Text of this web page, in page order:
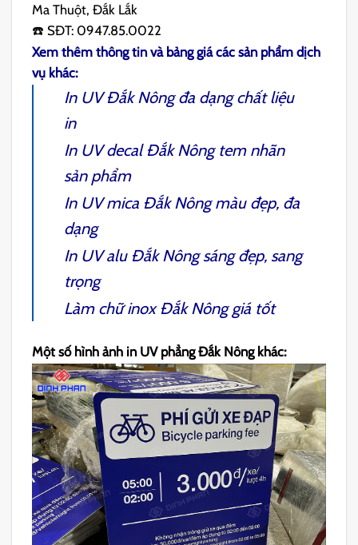
Ma Thuột, Đắk Lắk
☎️ SĐT: 0947.85.0022
Xem thêm thông tin và bảng giá các sản phẩm dịch
vụ khác:
In UV Đắk Nôngđa dạng chất liệu
in
In UV decal Đắk Nôngtem nhãn
sản phẩm
In UV mica Đắk Nôngmàu đẹp, đa
dạng
In UV alu Đắk Nôngsáng đẹp, sang
trọng
Làm chữ inox Đắk Nônggiá tốt
Một số hình ảnh in UV phẳng Đắk Nông khác: